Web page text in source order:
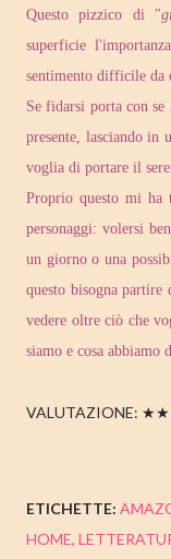
Questo pizzico di "
superficie
sentimento difficile da
Se fidarsi porta con
presente, lasciando in
voglia di portare il
Proprio questo mi ha
personaggi: volersi
un giorno o una
questo bisogna partire
vedere oltre ciò che
siamo e cosa abbiamo
VALUTAZIONE:
ETICHETTE:
HOME